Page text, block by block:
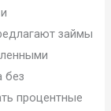
займы
без
процентные